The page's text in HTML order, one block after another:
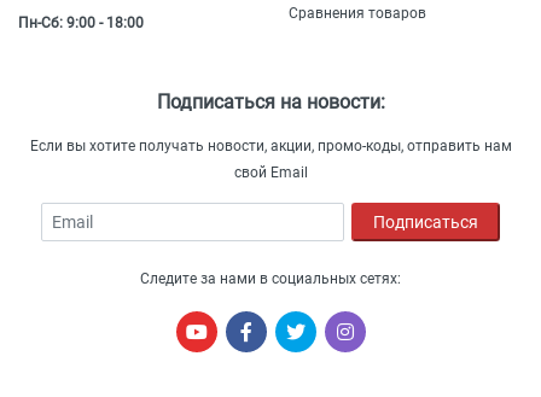
Пн-Сб: 9:00 - 18:00
Сравнения товаров
Подписаться на новости:
Если вы хотите получать новости, акции, промо-коды, отправить нам
свой Email
Email Подписаться
Следите за нами в социальных сетях: